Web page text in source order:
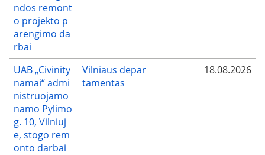
ndos remont
o projekto p
arengimo da
rbai
UAB „Civinity
namai“ admi
nistruojamo
namo Pylimo
g. 10, Vilniuj
e, stogo rem
onto darbai
Vilniaus depar
tamentas
18.08.2026